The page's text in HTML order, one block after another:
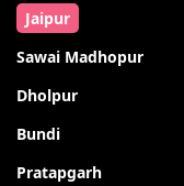
Jaipur
Sawai Madhopur
Dholpur
Bundi
Pratapgarh